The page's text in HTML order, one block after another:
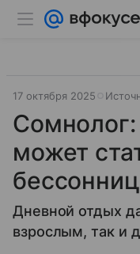
17 октября 2025
может
Дневной отдых
взрослым, так и